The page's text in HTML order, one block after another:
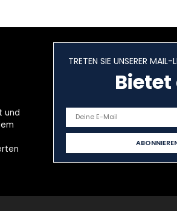
und
TRETEN SIE UNSERER MAIL-
Bietet